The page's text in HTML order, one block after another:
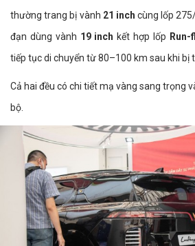
thường trang bị vành 21 inch cùng lốp
đạn dùng vành 19 inch kết hợp lốp
tiếp tục di chuyển từ 80–100 km sau khi bị
Cả hai đều có chi tiết mạ vàng sang trọng
bộ.